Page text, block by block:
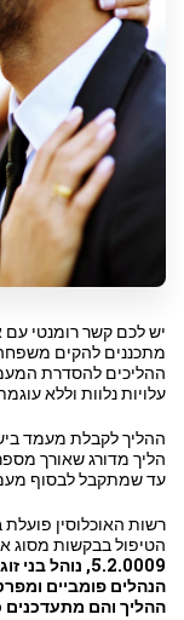
יש לכם קשר רומנטי עם
מתכננים להקים
ההליכים להסדרת
עלויות נלוות וללא
ההליך לקבלת מעמד
הליך מדורג שאורך
עד שמתקבל לבסוף
רשות האוכלוסין
הטיפול בבקשות מסוג
5.2.0009, נוהל בני זוג נשואים 5.2.0008).
הנהלים פומביים
ההליך והם